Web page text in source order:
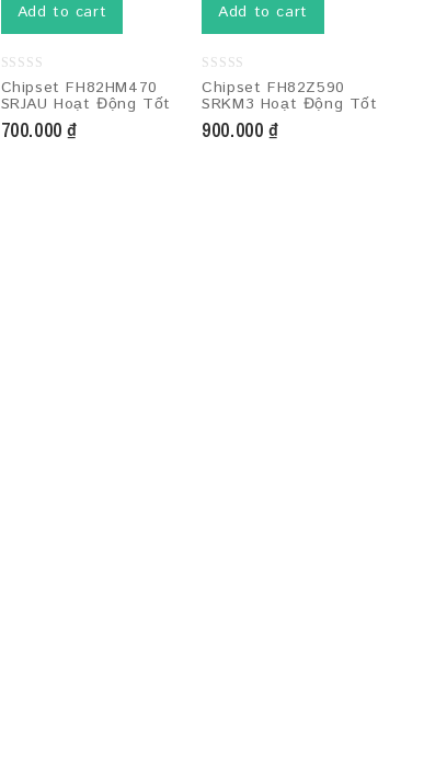
Add to cart
0
out
of
5
Chipset FH82HM470
SRJAU Hoạt Động Tốt
700.000₫
Add to cart
0
out
of
5
Chipset FH82Z590
SRKM3 Hoạt Động Tốt
900.000 ₫